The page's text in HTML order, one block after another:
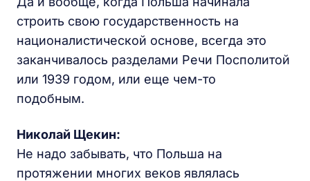
строить свою государственность на
националистической основе, всегда это
заканчивалось разделами Речи Посполитой
или 1939 годом, или еще чем-то
подобным.
Николай Щекин:
Не надо забывать, что Польша на
протяжении многих веков являлась